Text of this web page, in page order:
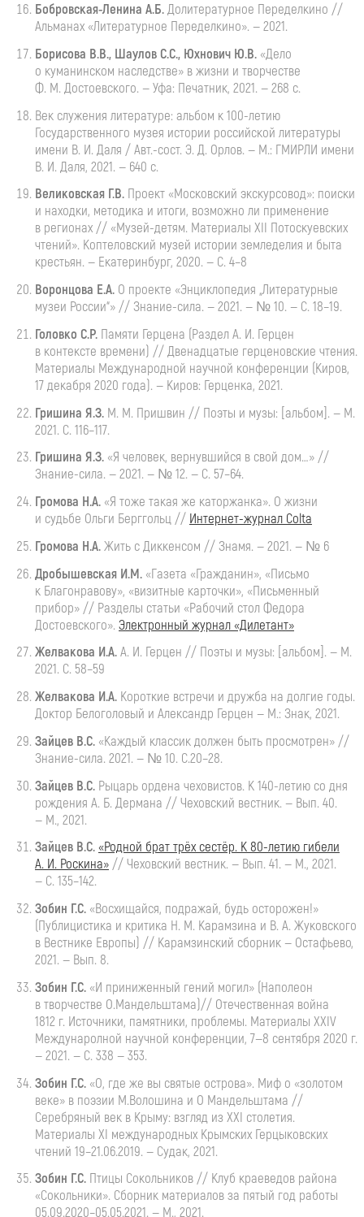
Бобровская-Ленина А.Б.Долитературное Переделкино //
Альманах «Литературное Переделкино». — 2021.
Борисова В.В., Шаулов С.С., Юхнович Ю.В. «Дело
о куманинском наследстве» в жизни и творчестве
Ф. М. Достоевского. — Уфа: Печатник, 2021. — 268 с.
Век служения литературе: альбом к100-летию
Государственного музея истории российской литературы
имени В. И. Даля / Авт.-сост. Э. Д. Орлов. — М.: ГМИРЛИ имени
В. И. Даля, 2021. — 640 с.
Великовская Г.В. Проект «Московский экскурсовод»: поиски
и находки, методика и итоги, возможно ли применение
в регионах // «Музей-детям. Материалы XII Потоскуевских
чтений». Коптеловский музей истории земледелия и быта
крестьян. — Екатеринбург, 2020. — С. 4–8
Воронцова Е.А. О проекте «Энциклопедия „Литературные
музеи России“» // Знание-сила. — 2021. — № 10. — С. 18–19.
Головко С.Р. Памяти Герцена (Раздел А. И. Герцен
в контексте времени) // Двенадцатые герценовские чтения.
Материалы Международной научной конференции (Киров,
17 декабря 2020 года). — Киров: Герценка, 2021.
Гришина Я.З. М. М. Пришвин // Поэты и музы: [альбом]. — М.
2021. С. 116–117.
Гришина Я.З. «Я человек, вернувшийся в свой дом…» //
Знание-сила. — 2021. — № 12. — С. 57–64.
Громова Н.А. «Я тоже такая же каторжанка». О жизни
и судьбе Ольги Берггольц // Интернет-журнал Colta
Громова Н.А.Жить с Диккенсом // Знамя. — 2021. — № 6
Дробышевская И.М. «Газета «Гражданин», «Письмо
к Благонравову», «визитные карточки», «Письменный
прибор» // Разделы статьи «Рабочий стол Федора
Достоевского». Электронный журнал «Дилетант»
Желвакова И.А.А. И. Герцен // Поэты и музы: [альбом]. — М.
2021. С. 58–59
Желвакова И.А. Короткие встречи и дружба на долгие годы.
Доктор Белоголовый и Александр Герцен — М.: Знак, 2021.
Зайцев В.С. «Каждый классик должен быть просмотрен» //
Знание-сила. 2021. — № 10. С.20–28.
Зайцев В.С. Рыцарь ордена чеховистов. К140-летию со дня
рождения А. Б. Дермана // Чеховский вестник. — Вып. 40.
— М., 2021.
Зайцев В.С.«Родной брат трёх сестёр. К80-летию гибели
А. И. Роскина»// Чеховский вестник. — Вып. 41. — М., 2021.
— С. 135–142.
Зобин Г.С. «Восхищайся, подражай, будь осторожен!»
(Публицистика и критика Н. М. Карамзина и В. А. Жуковского
в Вестнике Европы) // Карамзинский сборник — Остафьево,
2021. — Вып. 8.
Зобин Г.С. «И приниженный гений могил» (Наполеон
в творчестве О.Мандельштама)// Отечественная война
1812 г. Источники, памятники, проблемы. Материалы XXIV
Междунаролной научной конференции, 7—8 сентября 2020 г.
— 2021. — С. 338 — 353.
Зобин Г.С. «О, где же вы святые острова». Миф о «золотом
веке» в поэзии М.Волошина и О Мандельштама //
Серебряный век в Крыму: взгляд из XXI столетия.
Материалы XI международных Крымских Герцыковских
чтений 19–21.06.2019. — Судак, 2021.
Зобин Г.С. Птицы Сокольников // Клуб краеведов района
«Сокольники». Сборник материалов за пятый год работы
05.09.2020–05.05.2021. — М., 2021.